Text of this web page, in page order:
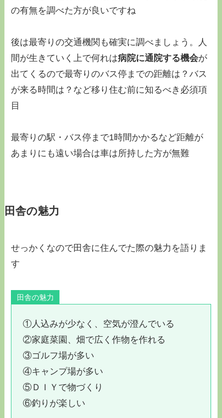
の有無を調べた方が良いですね
後は最寄りの交通機関も確実に調べましょう 。人
間が生きていく上で何れは病院に通院する機会が
出てくるので最寄りのバス停までの距離は？バス
が来る時間は？など移り住む前に知るべき必須項
目
最寄りの駅・バス停まで1時間かかるなど距離が
あまりにも遠い場合は車は所持した方が無難
田舎の魅力
せっかくなので田舎に住んでた際の魅力を語りま
す
田舎の魅力
①人込みが少なく、空気が澄んでいる
②家庭菜園、畑で広く作物を作れる
③ゴルフ場が多い
④キャンプ場が多い
⑤ＤＩＹで物づくり
⑥釣りが楽しい